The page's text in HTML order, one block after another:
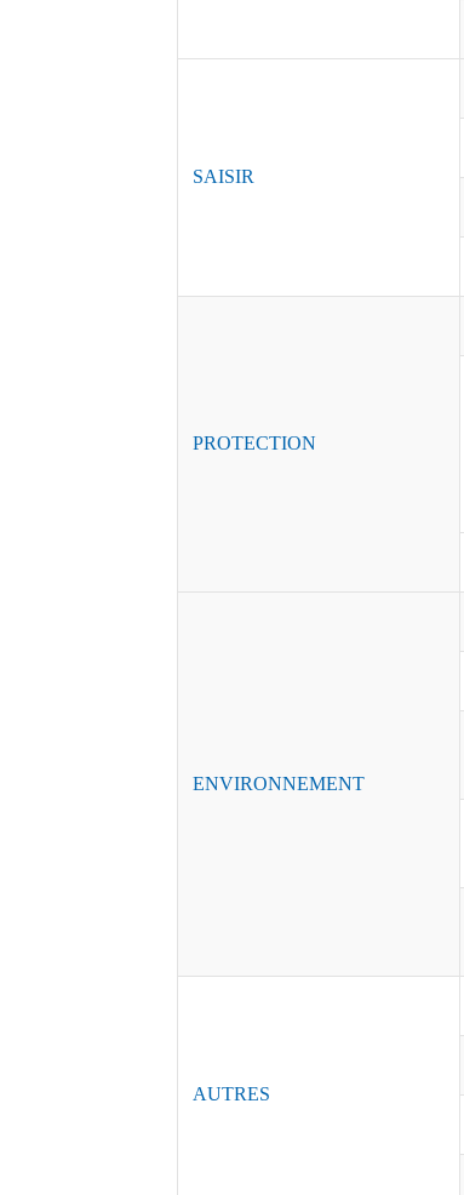
SAISIR
PROTECTION
ENVIRONNEMENT
AUTRES